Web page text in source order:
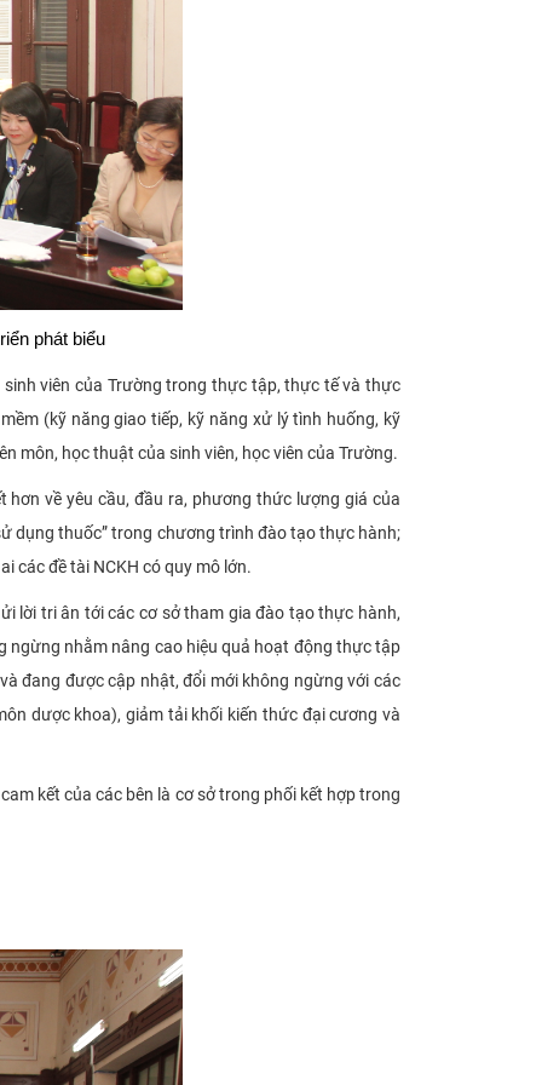
phát biểu
viên của Trường trong thực tập, thực tế và thực
(kỹ năng giao tiếp, kỹ năng xử lý tình huống, kỹ
môn, học thuật của sinh viên, học viên của Trường.
về yêu cầu, đầu ra, phương thức lượng giá của
dụng thuốc” trong chương trình đào tạo thực hành;
các đề tài NCKH có quy mô lớn.
lời tri ân tới các cơ sở tham gia đào tạo thực hành,
ngừng nhằm nâng cao hiệu quả hoạt động thực tập
đang được cập nhật, đổi mới không ngừng với các
dược khoa), giảm tải khối kiến thức đại cương và
kết của các bên là cơ sở trong phối kết hợp trong